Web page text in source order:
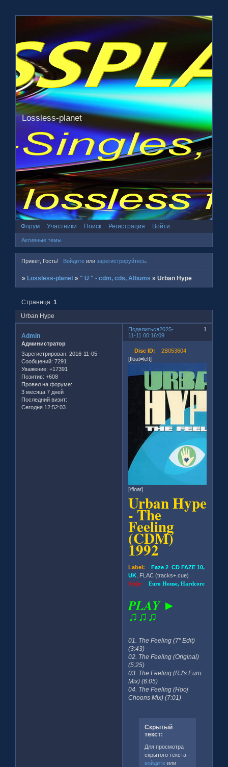
Lossless-planet
Форум Участники Поиск Регистрация Войти
Активные темы
Привет, Гость! Войдитеили зарегистрируйтесь.
» Lossless-planet » " U " - cdm, cds, Albums »Urban Hype
Urban Hype
Страница:1
Поделиться 1
2025-
11-11 00:16:09
Admin
Администратор
Зарегистрирован: 2016-11-05
Сообщений: 7291
Уважение: +17391
Позитив: +608
Провел на форуме:
3 месяца 7 дней
Последний визит:
Сегодня 12:52:03
Disc ID: 2B053604
[float=left]
[/float]
Urban Hype
- The
Feeling
(CDM)
1992
Label: Faze 2 CD FAZE 10,
UK , FLAC (tracks+.cue)
Style:Euro House, Hardcore
PLAY ►
♫♫♫
01. The Feeling (7'' Edit)
(3:43)
02. The Feeling (Original)
(5:25)
03. The Feeling (RJ's Euro
Mix) (6:05)
04. The Feeling (Hooj
Choons Mix) (7:01)
Скрытый
текст:
Для просмотра
скрытого текста -
войдитеили